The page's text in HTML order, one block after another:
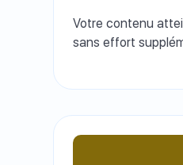
Votre contenu
sans effort